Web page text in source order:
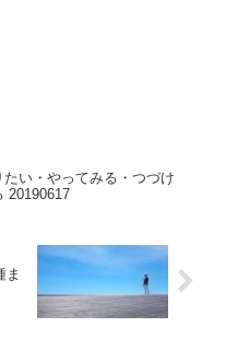
たい・やってみる・つづけ
20190617
ま